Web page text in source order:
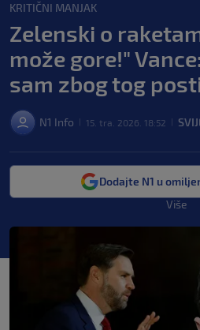
KRITIČNI MANJAK
Zelenski o
može gore!"
sam zbog tog
N1 Info 15. tra. 2026. 18:52
Dodajte N1 u
Više